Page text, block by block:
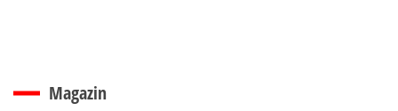
Magazin